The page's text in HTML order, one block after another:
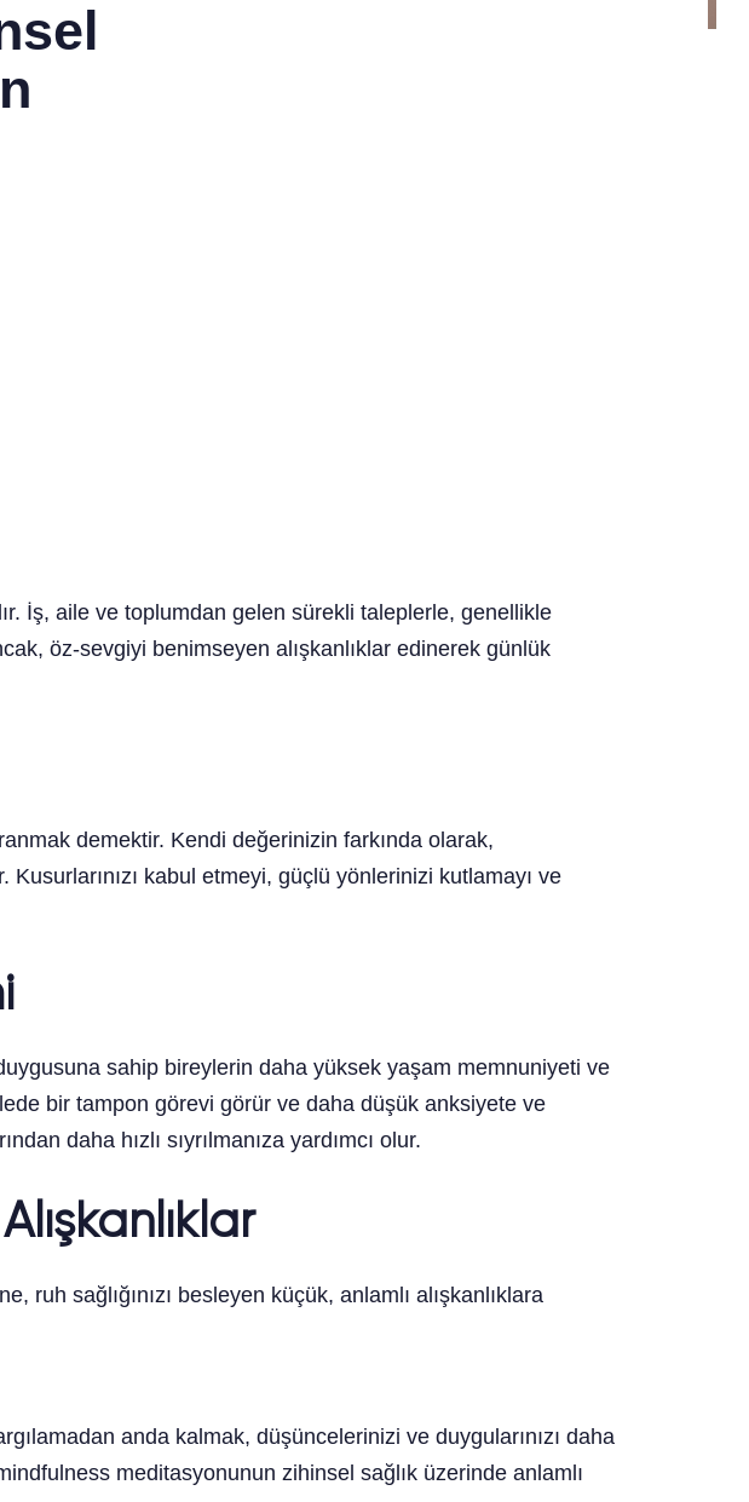
İş, aile ve toplumdan gelen sürekli taleplerle, genellikle
öz-sevgiyi benimseyen alışkanlıklar edinerek günlük
demektir. Kendi değerinizin farkında olarak,
kabul etmeyi, güçlü yönlerinizi kutlamayı ve
sahip bireylerin daha yüksek yaşam memnuniyeti ve
bir tampon görevi görür ve daha düşük anksiyete ve
daha hızlı sıyrılmanıza yardımcı olur.
sağlığınızı besleyen küçük, anlamlı alışkanlıklara
anda kalmak, düşüncelerinizi ve duygularınızı daha
meditasyonunun zihinsel sağlık üzerinde anlamlı